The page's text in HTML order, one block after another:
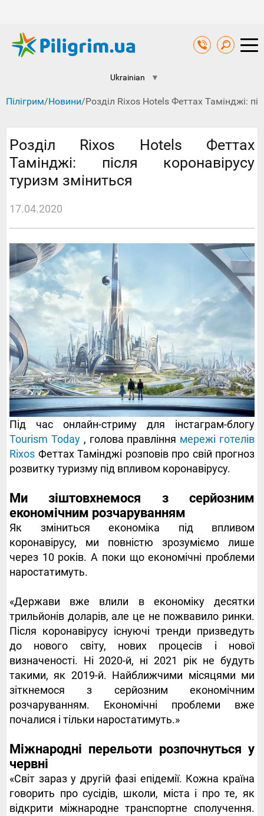
Ukrainian ▼
Пілігрим/Новини/Розділ Rixos Hotels Феттах Тамінджі:
Розділ Rixos Hotels Феттах
Тамінджі: після коронавірусу
туризм зміниться
17.04.2020
Під час онлайн-стриму для інстаграм-блогу
Tourism Today, голова правління мережі готелів
Rixos Феттах Тамінджі розповів про свій прогноз
розвитку туризму під впливом коронавірусу.
Ми зіштовхнемося з серйозним
економічним розчаруванням
Як зміниться економіка під впливом
коронавірусу, ми повністю зрозуміємо лише
через 10 років. А поки що економічні проблеми
наростатимуть.
«Держави вже влили в економіку десятки
трильйонів доларів, але це не пожвавило ринки.
Після коронавірусу існуючі тренди призведуть
до нового світу, нових процесів і нової
визначеності. Ні 2020-й, ні 2021 рік не будуть
такими, як 2019-й. Найближчими місяцями ми
зіткнемося з серйозним економічним
розчаруванням. Економічні проблеми вже
почалися і тільки наростатимуть.»
Міжнародні перельоти розпочнуться у
червні
«Світ зараз у другій фазі епідемії. Кожна країна
говорить про сусідів, школи, міста і про те, як
відкрити міжнародне транспортне сполучення.